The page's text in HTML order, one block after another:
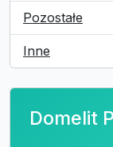
Pozostałe
Inne
Domelit